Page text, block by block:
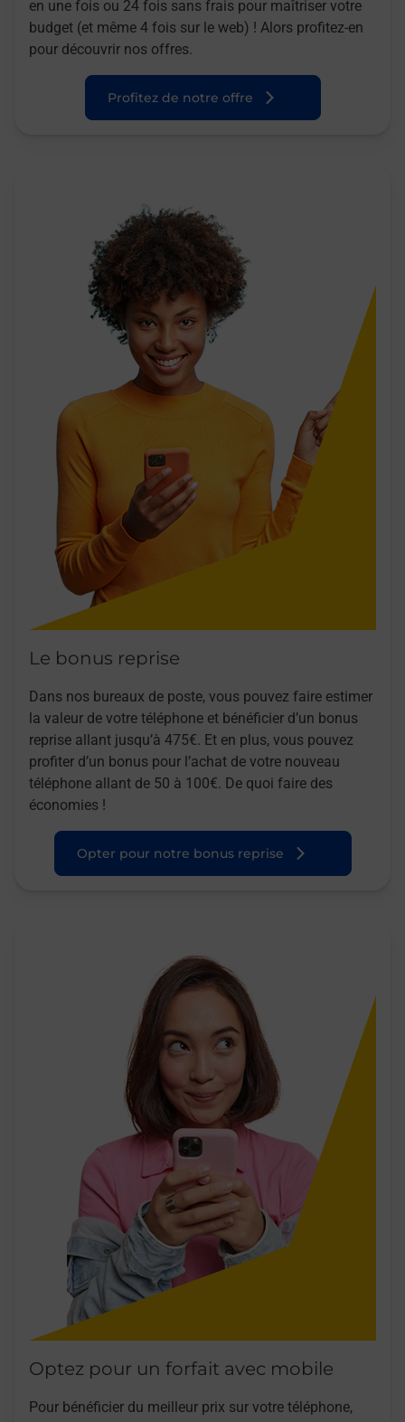
en une fois ou 24 fois sans frais pour maîtriser votre
budget (et même 4 fois sur le web) ! Alors profitez-en
pour découvrir nos offres.
Profitez de notre offre
Le bonus reprise
Dans nos bureaux de poste, vous pouvez faire estimer
la valeur de votre téléphone et bénéficier d’un bonus
reprise allant jusqu’à 475€. Et en plus, vous pouvez
profiter d’un bonus pour l’achat de votre nouveau
téléphone allant de 50 à 100€. De quoi faire des
économies !
Opter pour notre bonus reprise
Optez pour un forfait avec mobile
Pour bénéficier du meilleur prix sur votre téléphone,